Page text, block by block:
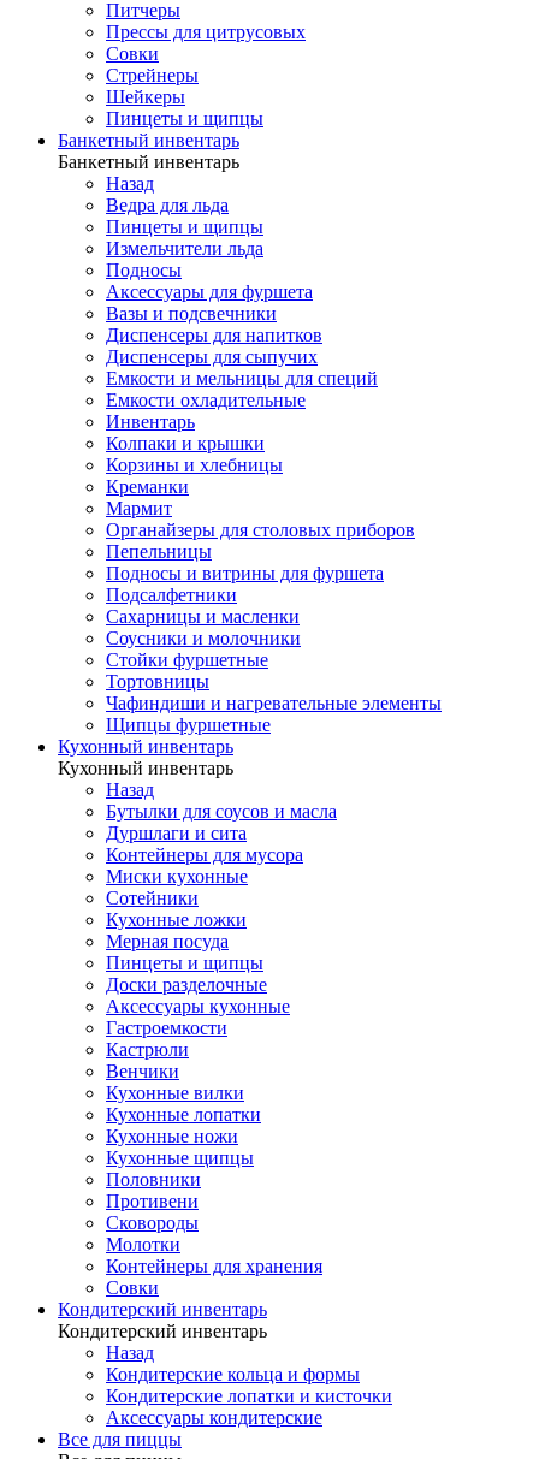
Питчеры
Прессы для цитрусовых
Совки
Стрейнеры
Шейкеры
Пинцеты и щипцы
Банкетный инвентарь
Банкетный инвентарь
Назад
Ведра для льда
Пинцеты и щипцы
Измельчители льда
Подносы
Аксессуары для фуршета
Вазы и подсвечники
Диспенсеры для напитков
Диспенсеры для сыпучих
Емкости и мельницы для специй
Емкости охладительные
Инвентарь
Колпаки и крышки
Корзины и хлебницы
Креманки
Мармит
Органайзеры для столовых приборов
Пепельницы
Подносы и витрины для фуршета
Подсалфетники
Сахарницы и масленки
Соусники и молочники
Стойки фуршетные
Тортовницы
Чафиндиши и нагревательные элементы
Щипцы фуршетные
Кухонный инвентарь
Кухонный инвентарь
Назад
Бутылки для соусов и масла
Дуршлаги и сита
Контейнеры для мусора
Миски кухонные
Сотейники
Кухонные ложки
Мерная посуда
Пинцеты и щипцы
Доски разделочные
Аксессуары кухонные
Гастроемкости
Кастрюли
Венчики
Кухонные вилки
Кухонные лопатки
Кухонные ножи
Кухонные щипцы
Половники
Противени
Сковороды
Молотки
Контейнеры для хранения
Совки
Кондитерский инвентарь
Кондитерский инвентарь
Назад
Кондитерские кольца и формы
Кондитерские лопатки и кисточки
Аксессуары кондитерские
Все для пиццы